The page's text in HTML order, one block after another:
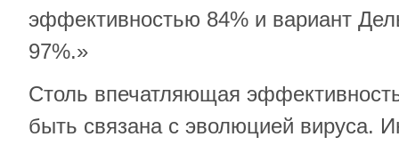
эффективностью 84% и вариант
97%.»
Столь впечатляющая
быть связана с эволюцией вируса.